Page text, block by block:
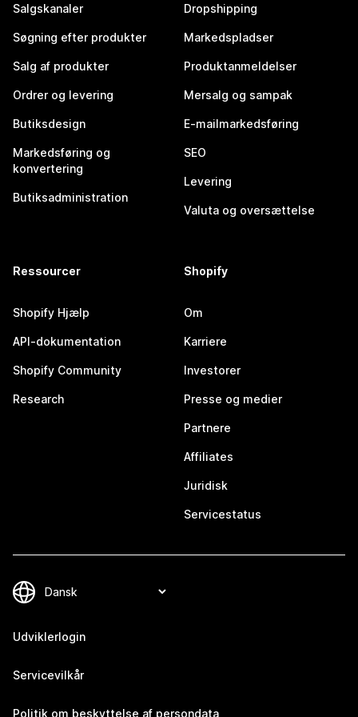
Salgskanaler
Søgning efter produkter
Salg af produkter
Ordrer og levering
Butiksdesign
Markedsføring og
konvertering
Butiksadministration
Dropshipping
Markedspladser
Produktanmeldelser
Mersalg og sampak
E-mailmarkedsføring
SEO
Levering
Valuta og oversættelse
Ressourcer
Shopify Hjælp
API-dokumentation
Shopify Community
Research
Shopify
Om
Karriere
Investorer
Presse og medier
Partnere
Affiliates
Juridisk
Servicestatus
Udviklerlogin
Servicevilkår
Politik om beskyttelse af persondata